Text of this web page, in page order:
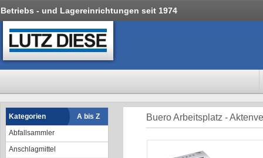
Betriebs - und Lagereinrichtungen seit 1974
Kategorien
A bis Z
Abfallsammler
Anschlagmittel
Buero Arbeitsplatz -